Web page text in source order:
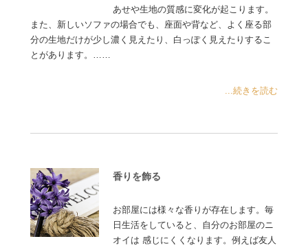
あせや生地の質感に変化が起こります。
また、新しいソファの場合でも、座面や背など、よく座る部
分の生地だけが少し濃く見えたり、白っぽく見えたりするこ
とがあります。……
...続きを読む
香りを飾る
お部屋には様々な香りが存在します。毎
日生活をしていると、自分のお部屋のニ
オイは 感じにくくなります。例えば友人